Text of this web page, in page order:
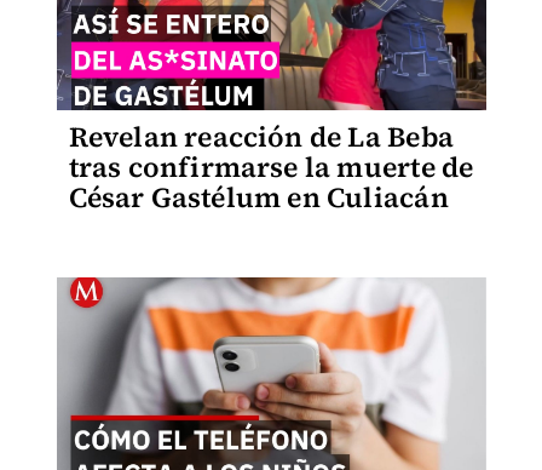
Revelan reacción de La Beba
tras confirmarse la muerte de
César Gastélum en Culiacán